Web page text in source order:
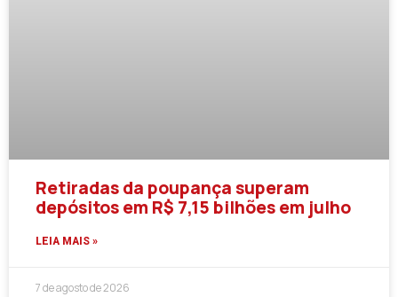
Retiradas da poupança superam
depósitos em R$ 7,15 bilhões em julho
LEIA MAIS »
7 de agosto de 2026